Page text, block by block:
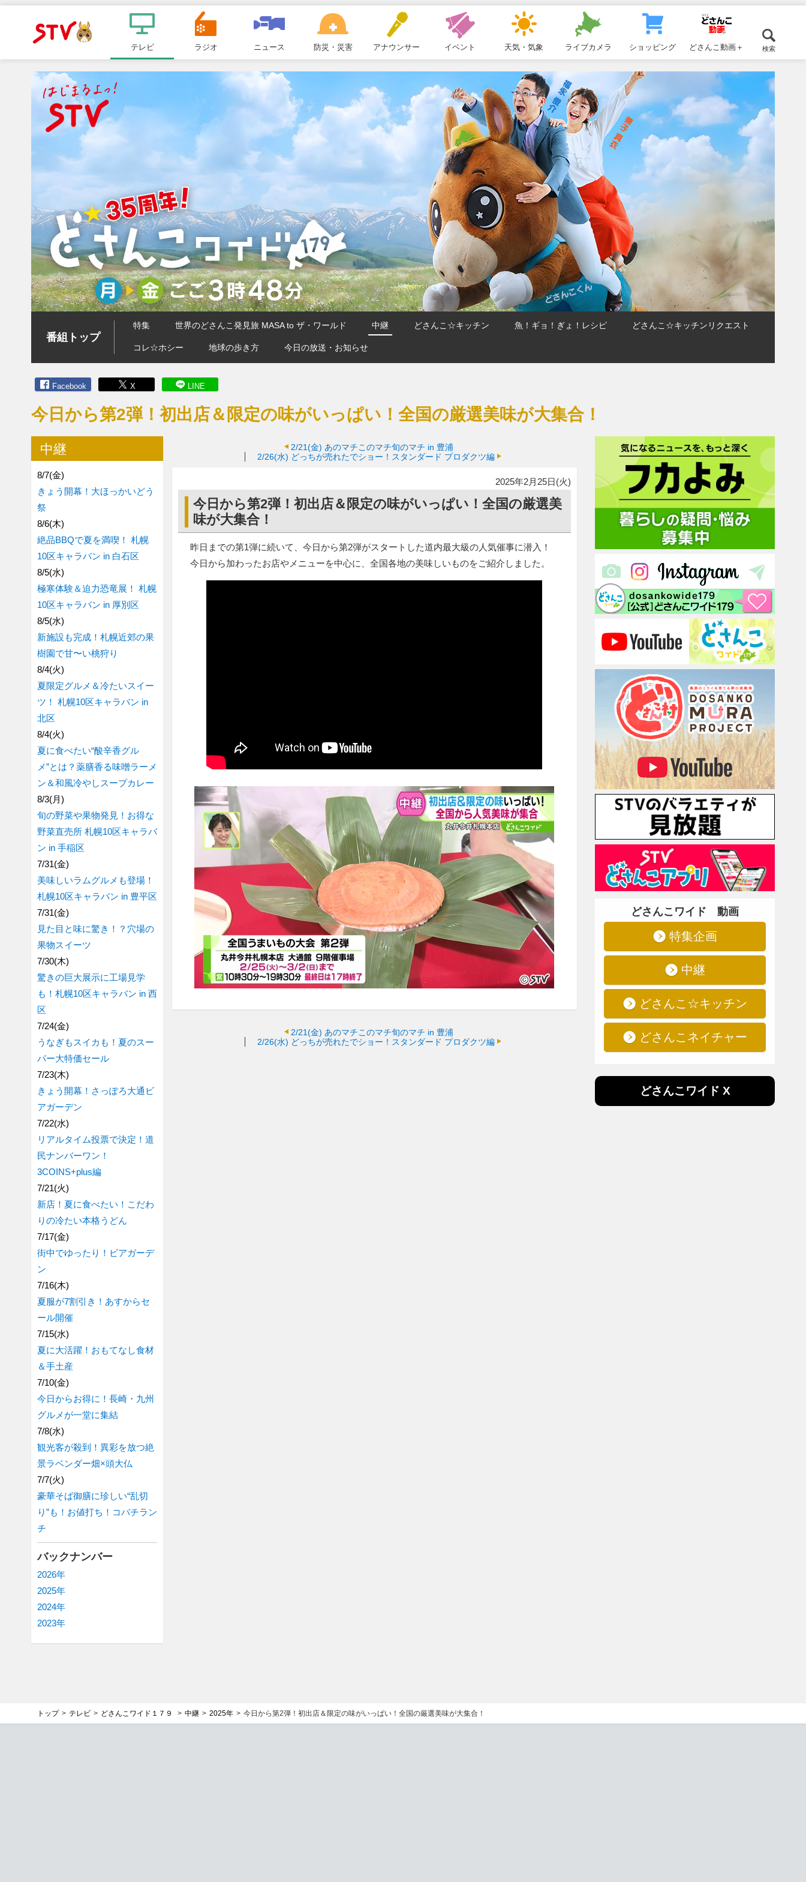
ＳＴＶ札
幌テレビ
ュ
ー
テレビ ラジオ ニュース 防災・災害 アナウンサー イベント 天気・気象 ライブカメラ ショッピング どさんこ動画＋ 検索
番組トップ
特集 世界のどさんこ発見旅 MASA to ザ・ワールド 中継 どさんこ☆キッチン 魚！ギョ！ぎょ！レシピ どさんこ☆キッチンリクエスト
コレ☆ホシー 地球の歩き方 今日の放送・お知らせ
Facebook X LINE
今日から第2弾！初出店＆限定の味がいっぱい！全国の厳選美味が大集合！
2/21(金) あのマチこのマチ旬のマチ in 豊浦
2/26(水) どっちが売れたでショー！スタンダード プロダクツ編
2025年2月25日(火)
今日から第2弾！初出店＆限定の味がいっぱい！全国の厳選美
味が大集合！
昨日までの第1弾に続いて、今日から第2弾がスタートした道内最大級の人気催事に潜入！
今日から加わったお店やメニューを中心に、全国各地の美味しいものをご紹介しました。
2/21(金) あのマチこのマチ旬のマチ in 豊浦
2/26(水) どっちが売れたでショー！スタンダード プロダクツ編
中継
8/7(金)
きょう開幕！大ほっかいどう
祭
8/6(木)
絶品BBQで夏を満喫！ 札幌
10区キャラバン in 白石区
8/5(水)
極寒体験＆迫力恐竜展！ 札幌
10区キャラバン in 厚別区
8/5(水)
新施設も完成！札幌近郊の果
樹園で甘〜い桃狩り
8/4(火)
夏限定グルメ＆冷たいスイー
ツ！ 札幌10区キャラバン in
北区
8/4(火)
夏に食べたい“酸辛香グル
メ”とは？薬膳香る味噌ラーメ
ン＆和風冷やしスープカレー
8/3(月)
旬の野菜や果物発見！お得な
野菜直売所 札幌10区キャラバ
ン in 手稲区
7/31(金)
美味しいラムグルメも登場！
札幌10区キャラバン in 豊平区
7/31(金)
見た目と味に驚き！？穴場の
果物スイーツ
7/30(木)
驚きの巨大展示に工場見学
も！札幌10区キャラバン in 西
区
7/24(金)
うなぎもスイカも！夏のスー
パー大特価セール
7/23(木)
きょう開幕！さっぽろ大通ビ
アガーデン
7/22(水)
リアルタイム投票で決定！道
民ナンバーワン！
3COINS+plus編
7/21(火)
新店！夏に食べたい！こだわ
りの冷たい本格うどん
7/17(金)
街中でゆったり！ビアガーデ
ン
7/16(木)
夏服が7割引き！あすからセ
ール開催
7/15(水)
夏に大活躍！おもてなし食材
＆手土産
7/10(金)
今日からお得に！長崎・九州
グルメが一堂に集結
7/8(水)
観光客が殺到！異彩を放つ絶
景ラベンダー畑×頭大仏
7/7(火)
豪華そば御膳に珍しい“乱切
り”も！お値打ち！コバチラン
チ
バックナンバー
2026年
2025年
2024年
2023年
どさんこワイド 動画
特集企画
中継
どさんこ☆キッチン
どさんこネイチャー
どさんこワイド X
トップ テレビ どさんこワイド１７９ 中継 2025年 今日から第2弾！初出店＆限定の味がいっぱい！全国の厳選美味が大集合！